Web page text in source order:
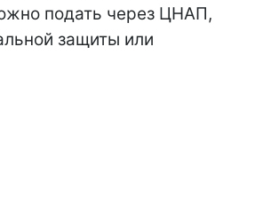
подать через ЦНАП,
защиты или